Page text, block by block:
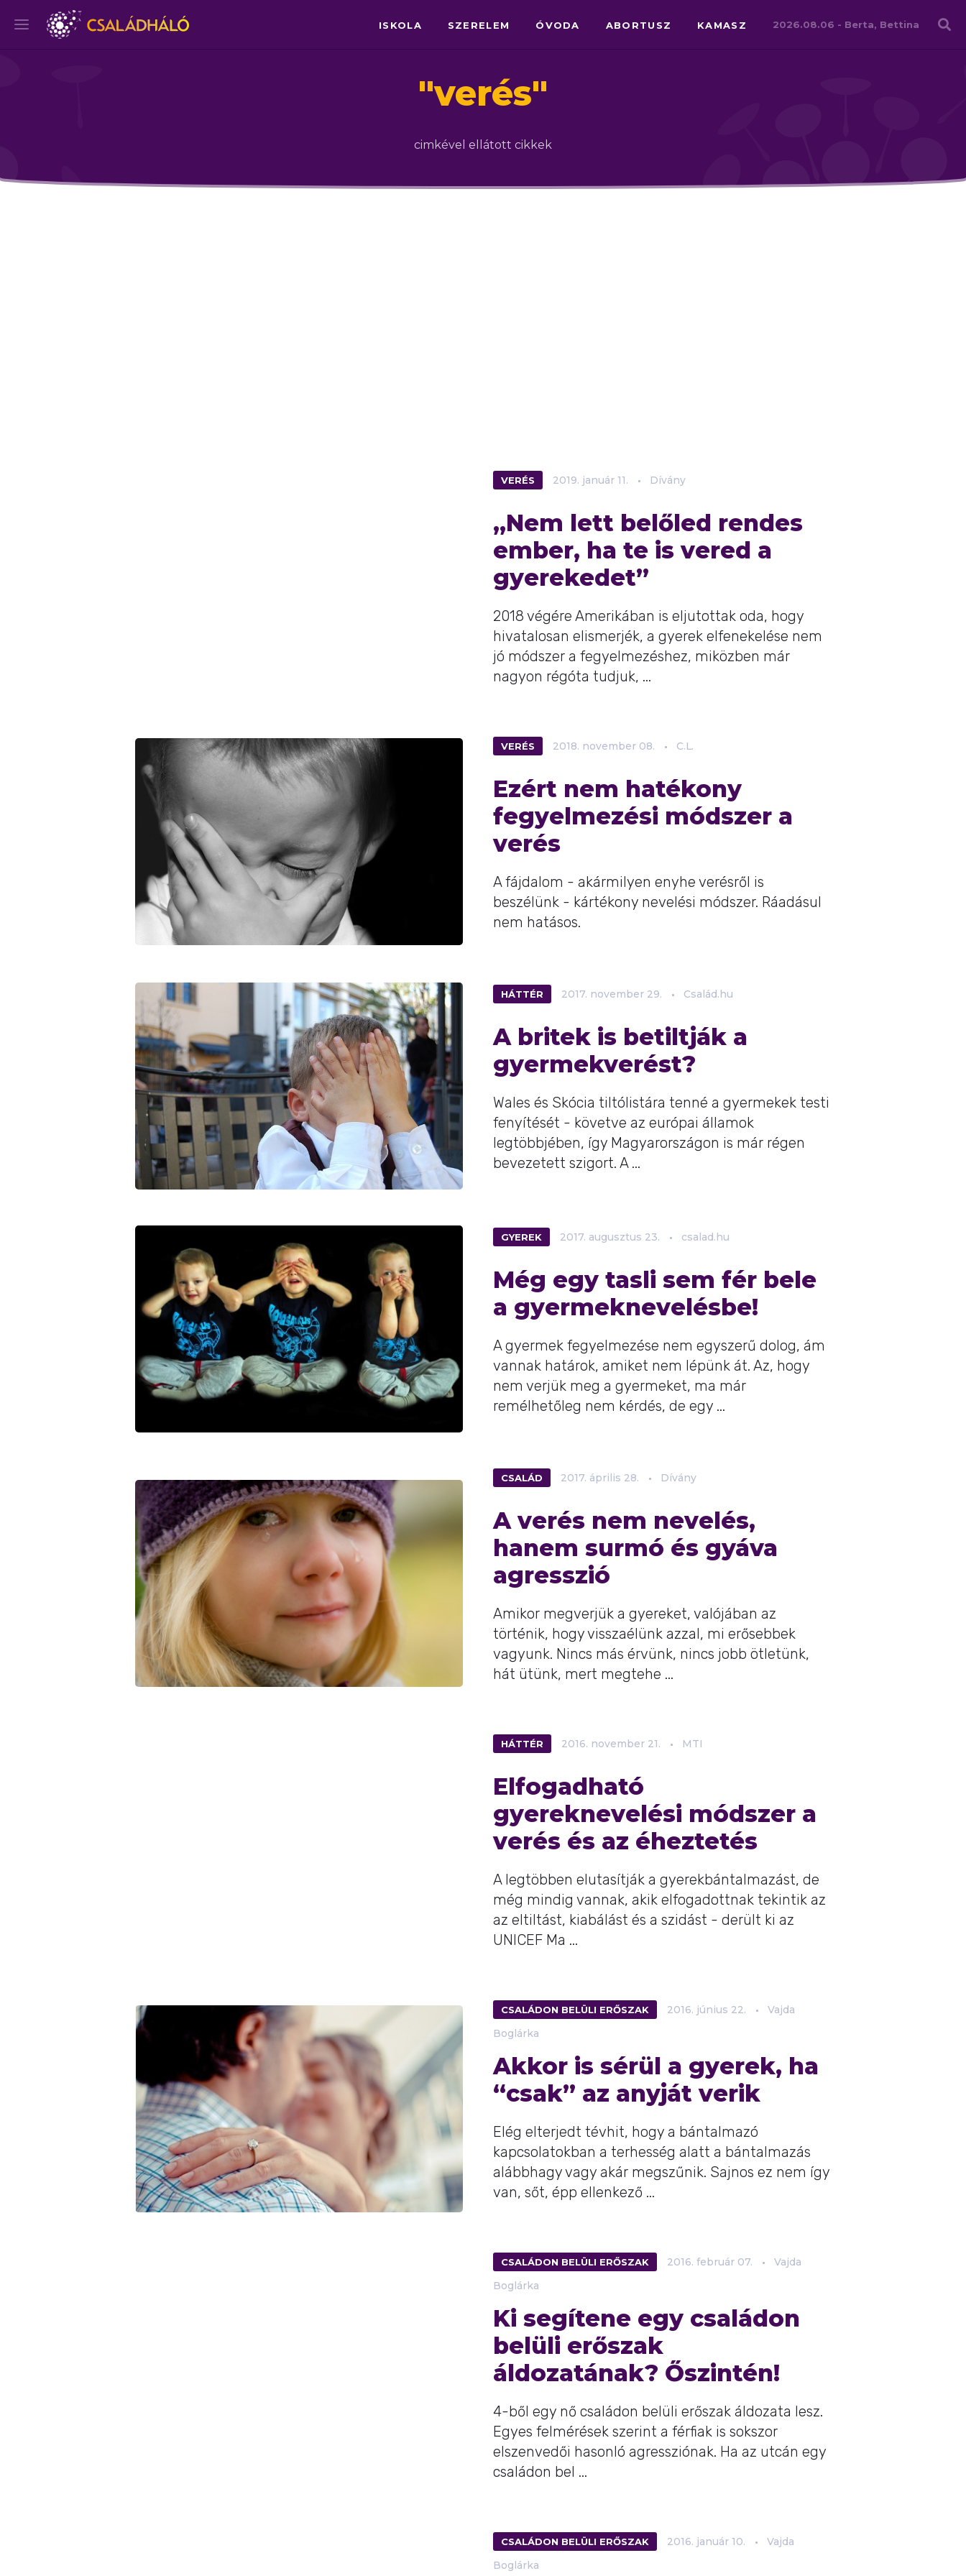
ISKOLA SZERELEM ÓVODA ABORTUSZ KAMASZ 2026.08.06 - Berta, Bettina
"verés"
cimkével ellátott cikkek
VERÉS 2019. január 11. Dívány
„Nem lett belőled rendes
ember, ha te is vered a
gyerekedet”
2018 végére Amerikában is eljutottak oda, hogy
hivatalosan elismerjék, a gyerek elfenekelése nem
jó módszer a fegyelmezéshez, miközben már
nagyon régóta tudjuk, ...
VERÉS 2018. november 08. C.L.
Ezért nem hatékony
fegyelmezési módszer a
verés
A fájdalom - akármilyen enyhe verésről is
beszélünk - kártékony nevelési módszer. Ráadásul
nem hatásos.
HÁTTÉR 2017. november 29. Család.hu
A britek is betiltják a
gyermekverést?
Wales és Skócia tiltólistára tenné a gyermekek testi
fenyítését - követve az európai államok
legtöbbjében, így Magyarországon is már régen
bevezetett szigort. A ...
GYEREK 2017. augusztus 23. csalad.hu
Még egy tasli sem fér bele
a gyermeknevelésbe!
A gyermek fegyelmezése nem egyszerű dolog, ám
vannak határok, amiket nem lépünk át. Az, hogy
nem verjük meg a gyermeket, ma már
remélhetőleg nem kérdés, de egy ...
CSALÁD 2017. április 28. Dívány
A verés nem nevelés,
hanem surmó és gyáva
agresszió
Amikor megverjük a gyereket, valójában az
történik, hogy visszaélünk azzal, mi erősebbek
vagyunk. Nincs más érvünk, nincs jobb ötletünk,
hát ütünk, mert megtehe ...
HÁTTÉR 2016. november 21. MTI
Elfogadható
gyereknevelési módszer a
verés és az éheztetés
A legtöbben elutasítják a gyerekbántalmazást, de
még mindig vannak, akik elfogadottnak tekintik az
az eltiltást, kiabálást és a szidást - derült ki az
UNICEF Ma ...
CSALÁDON BELÜLI ERŐSZAK 2016. június 22. Vajda
Boglárka
Akkor is sérül a gyerek, ha
“csak” az anyját verik
Elég elterjedt tévhit, hogy a bántalmazó
kapcsolatokban a terhesség alatt a bántalmazás
alábbhagy vagy akár megszűnik. Sajnos ez nem így
van, sőt, épp ellenkező ...
CSALÁDON BELÜLI ERŐSZAK 2016. február 07. Vajda
Boglárka
Ki segítene egy családon
belüli erőszak
áldozatának? Őszintén!
4-ből egy nő családon belüli erőszak áldozata lesz.
Egyes felmérések szerint a férfiak is sokszor
elszenvedői hasonló agressziónak. Ha az utcán egy
családon bel ...
CSALÁDON BELÜLI ERŐSZAK 2016. január 10. Vajda
Boglárka